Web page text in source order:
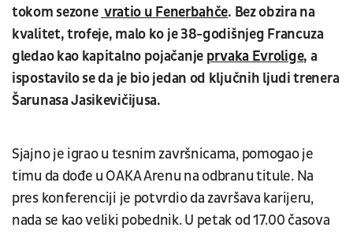
tokom sezone vratio u Fenerbahče. Bez obzira na
kvalitet, trofeje, malo ko je 38-godišnjeg Francuza
gledao kao kapitalno pojačanje prvaka Evrolige, a
ispostavilo se da je bio jedan od ključnih ljudi trenera
Šarunasa Jasikevičijusa.
Sjajno je igrao u tesnim završnicama, pomogao je
timu da dođe u OAKA Arenu na odbranu titule. Na
pres konferenciji je potvrdio da završava karijeru,
nada se kao veliki pobednik. U petak od 17.00 časova